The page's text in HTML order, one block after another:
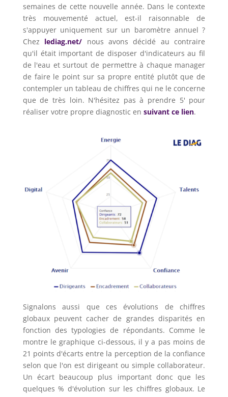
semaines de cette nouvelle année. Dans le contexte
très mouvementé actuel, est-il raisonnable de
s'appuyer uniquement sur un baromètre annuel ?
Chez lediag.net/ nous avons décidé au contraire
qu'il était important de disposer d'indicateurs au fil
de l'eau et surtout de permettre à chaque manager
de faire le point sur sa propre entité plutôt que de
contempler un tableau de chiffres qui ne le concerne
que de très loin. N'hésitez pas à prendre 5' pour
réaliser votre propre diagnostic en suivant ce lien.
Signalons aussi que ces évolutions de chiffres
globaux peuvent cacher de grandes disparités en
fonction des typologies de répondants. Comme le
montre le graphique ci-dessous, il y a pas moins de
21 points d'écarts entre la perception de la confiance
selon que l'on est dirigeant ou simple collaborateur.
Un écart beaucoup plus important donc que les
quelques % d'évolution sur les chiffres globaux. Le